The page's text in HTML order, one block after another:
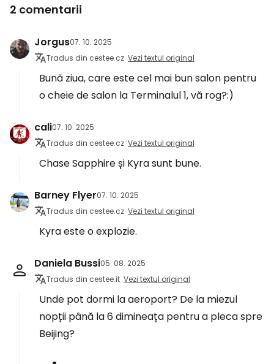
2 comentarii
Jorgus07. 10. 2025
Tradus din cestee.cz Vezi textul original
Bună ziua, care este cel mai bun salon pentru
o cheie de salon la Terminalul 1, vă rog?:)
cali07. 10. 2025
Tradus din cestee.cz Vezi textul original
Chase Sapphire și Kyra sunt bune.
Barney Flyer07. 10. 2025
Tradus din cestee.cz Vezi textul original
Kyra este o explozie.
Daniela Bussi05. 08. 2025
Tradus din cestee.it Vezi textul original
Unde pot dormi la aeroport? De la miezul
nopții până la 6 dimineața pentru a pleca spre
Beijing?